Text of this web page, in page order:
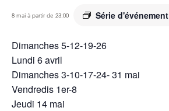
8 mai à partir de 23:00 Série d'événement
Dimanches 5-12-19-26
Lundi 6 avril
Dimanches 3-10-17-24- 31 mai
Vendredis 1er-8
Jeudi 14 mai